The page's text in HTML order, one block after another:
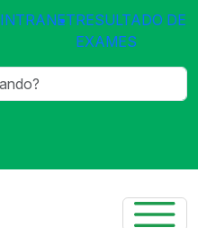
INTRANETRESULTADO DE
EXAMES